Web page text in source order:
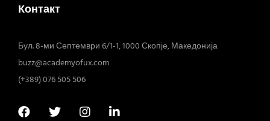
Контакт
Бул. 8-ми Септември 6/1-1, 1000 Скопје, Македонија
buzz@academyofux.com
(+389) 076 505 506